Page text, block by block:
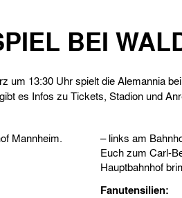
BEI
um 13:30 Uhr spielt die Alemannia
es Infos zu Tickets, Stadion und
Mannheim.
– links am
Euch zum Carl-
Hauptbahnhof
Fanutensilien: